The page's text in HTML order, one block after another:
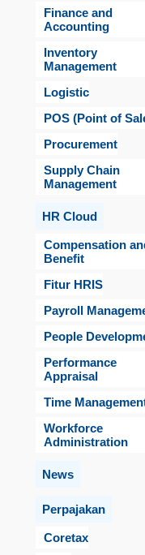
Finance and
Accounting
Inventory
Management
Logistic
POS (Point of
Procurement
Supply Chain
Management
HR Cloud
Compensation
Benefit
Fitur HRIS
Payroll
People
Performance
Appraisal
Time
Workforce
Administration
News
Perpajakan
Coretax